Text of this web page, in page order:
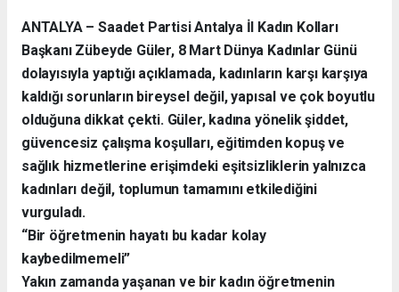
ANTALYA – Saadet Partisi Antalya İl Kadın Kolları
Başkanı Zübeyde Güler, 8 Mart Dünya Kadınlar Günü
dolayısıyla yaptığı açıklamada, kadınların karşı karşıya
kaldığı sorunların bireysel değil, yapısal ve çok boyutlu
olduğuna dikkat çekti. Güler, kadına yönelik şiddet,
güvencesiz çalışma koşulları, eğitimden kopuş ve
sağlık hizmetlerine erişimdeki eşitsizliklerin yalnızca
kadınları değil, toplumun tamamını etkilediğini
vurguladı.
“Bir öğretmenin hayatı bu kadar kolay
kaybedilmemeli”
Yakın zamanda yaşanan ve bir kadın öğretmenin